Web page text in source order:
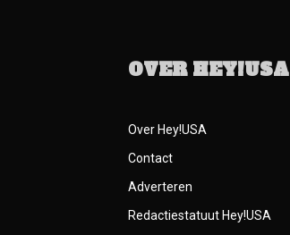
OVER HEY!USA
Over Hey!USA
Contact
Adverteren
Redactiestatuut Hey!USA